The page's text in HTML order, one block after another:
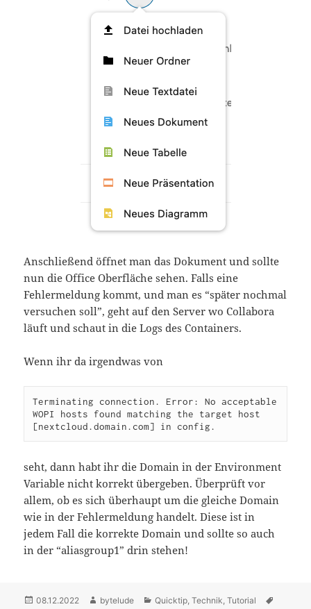
Anschließend öffnet man das Dokument und sollte
nun die Office Oberfläche sehen. Falls eine
Fehlermeldung kommt, und man es “später nochmal
versuchen soll”, geht auf den Server wo Collabora
läuft und schaut in die Logs des Containers.
Wenn ihr da irgendwas von
Terminating connection. Error: No acceptable
WOPI hosts found matching the target host
[nextcloud.domain.com] in config.
seht, dann habt ihr die Domain in der Environment
Variable nicht korrekt übergeben. Überprüft vor
allem, ob es sich überhaupt um die gleiche Domain
wie in der Fehlermeldung handelt. Diese ist in
jedem Fall die korrekte Domain und sollte so auch
in der “aliasgroup1” drin stehen!
Posted
08.12.2022 Author
bytelude Categories
Quicktip ,Technik ,Tutorial